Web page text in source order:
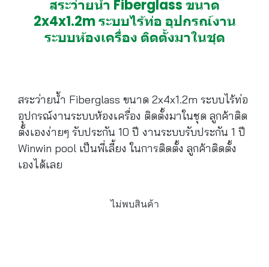
สระว่ายน้ำ Fiberglass ขนาด
2x4x1.2m ระบบไร้ท่อ อุปกรณ์งาน
ระบบห้องเครื่อง ติดตั้งมาในชุด
สระว่ายน้ำ Fiberglass ขนาด 2x4x1.2m ระบบไร้ท่อ
อุปกรณ์งานระบบห้องเครื่อง ติดตั้งมาในชุด ลูกค้าติด
ตั้งเองง่ายๆ รับประกัน 10 ปี งานระบบรับประกัน 1 ปี
Winwin pool เป็นพี่เลี้ยง ในการติดตั้ง ลูกค้าติดตั้ง
เองได้เลย
ไม่พบสินค้า